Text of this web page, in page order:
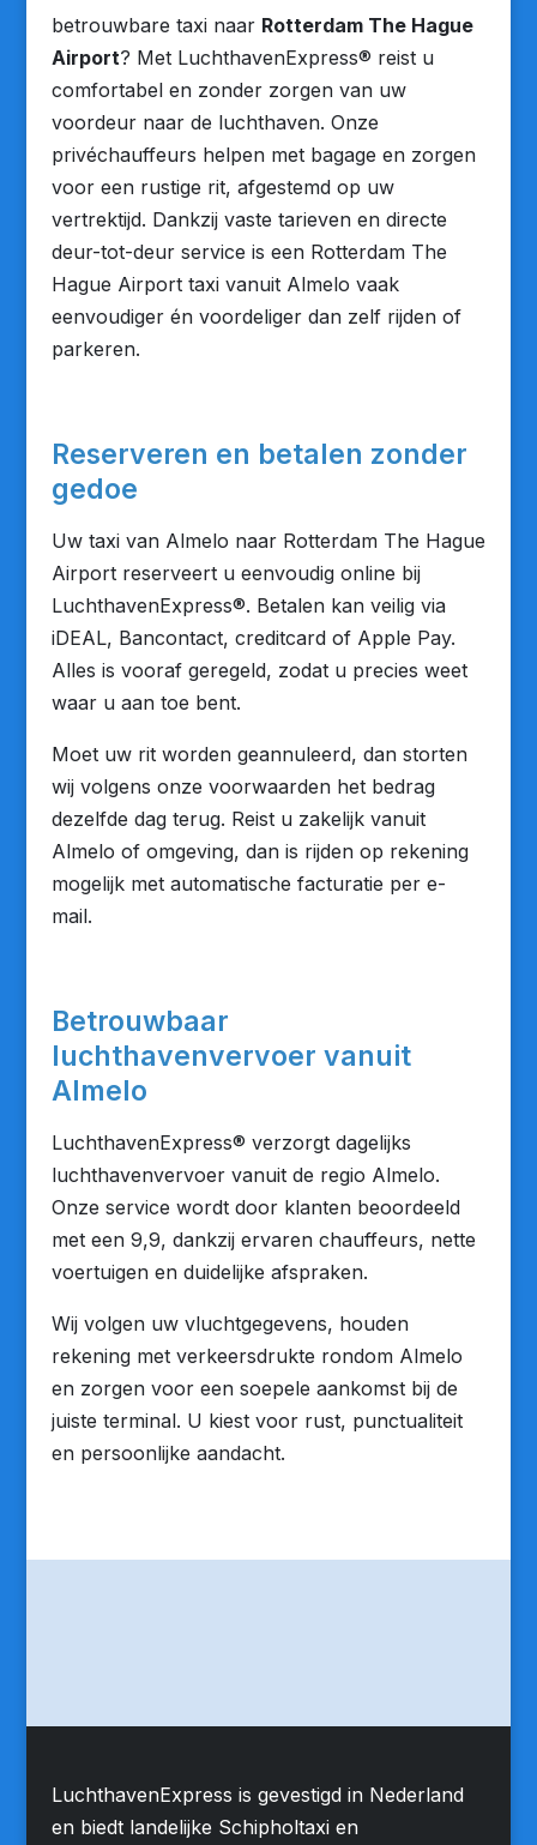
betrouwbare taxi naar Rotterdam The Hague
Airport? Met LuchthavenExpress® reist u
comfortabel en zonder zorgen van uw
voordeur naar de luchthaven. Onze
privéchauffeurs helpen met bagage en zorgen
voor een rustige rit, afgestemd op uw
vertrektijd. Dankzij vaste tarieven en directe
deur-tot-deur service is een Rotterdam The
Hague Airport taxi vanuit Almelo vaak
eenvoudiger én voordeliger dan zelf rijden of
parkeren.
Reserveren en betalen zonder
gedoe
Uw taxi van Almelo naar Rotterdam The Hague
Airport reserveert u eenvoudig online bij
LuchthavenExpress®. Betalen kan veilig via
iDEAL, Bancontact, creditcard of Apple Pay.
Alles is vooraf geregeld, zodat u precies weet
waar u aan toe bent.
Moet uw rit worden geannuleerd, dan storten
wij volgens onze voorwaarden het bedrag
dezelfde dag terug. Reist u zakelijk vanuit
Almelo of omgeving, dan is rijden op rekening
mogelijk met automatische facturatie per e-
mail.
Betrouwbaar
luchthavenvervoer vanuit
Almelo
LuchthavenExpress® verzorgt dagelijks
luchthavenvervoer vanuit de regio Almelo.
Onze service wordt door klanten beoordeeld
met een 9,9, dankzij ervaren chauffeurs, nette
voertuigen en duidelijke afspraken.
Wij volgen uw vluchtgegevens, houden
rekening met verkeersdrukte rondom Almelo
en zorgen voor een soepele aankomst bij de
juiste terminal. U kiest voor rust, punctualiteit
en persoonlijke aandacht.
LuchthavenExpress is gevestigd in Nederland
en biedt landelijke Schipholtaxi en